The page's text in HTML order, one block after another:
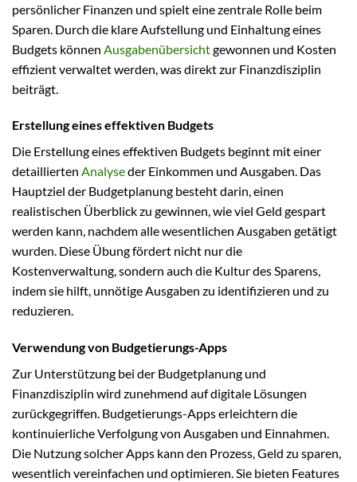
persönlicher Finanzen und spielt eine zentrale Rolle beim
Sparen. Durch die klare Aufstellung und Einhaltung eines
Budgets können Ausgabenübersichtgewonnen und Kosten
effizient verwaltet werden, was direkt zur Finanzdisziplin
beiträgt.
Erstellung eines effektiven Budgets
Die Erstellung eines effektiven Budgets beginnt mit einer
detaillierten Analyseder Einkommen und Ausgaben. Das
Hauptziel der Budgetplanung besteht darin, einen
realistischen Überblick zu gewinnen, wie viel Geld gespart
werden kann, nachdem alle wesentlichen Ausgaben getätigt
wurden. Diese Übung fördert nicht nur die
Kostenverwaltung, sondern auch die Kultur des Sparens,
indem sie hilft, unnötige Ausgaben zu identifizieren und zu
reduzieren.
Verwendung von Budgetierungs-Apps
Zur Unterstützung bei der Budgetplanung und
Finanzdisziplin wird zunehmend auf digitale Lösungen
zurückgegriffen. Budgetierungs-Apps erleichtern die
kontinuierliche Verfolgung von Ausgaben und Einnahmen.
Die Nutzung solcher Apps kann den Prozess, Geld zu sparen,
wesentlich vereinfachen und optimieren. Sie bieten Features